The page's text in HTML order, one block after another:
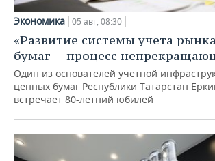
Экономика 05 авг, 08:30
«Развитие системы учета
бумаг — процесс
Один из основателей учетной
ценных бумаг Республики Татарстан
встречает 80-летний юбилей